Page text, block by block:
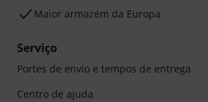
Maior armazém da Europa
Serviço
Portes de envio e tempos de entrega
Centro de ajuda